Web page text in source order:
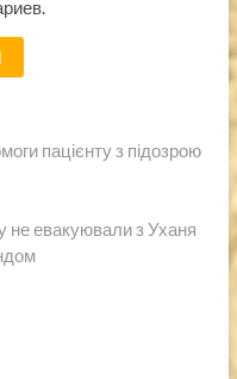
пацієнту з підозрою
не евакуювали з Уханя